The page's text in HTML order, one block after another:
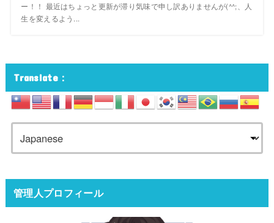
ー！！ 最近はちょっと更新が滞り気味で申し訳ありませんが(^^;、人
生を変えるよう...
Translate：
管理人プロフィール